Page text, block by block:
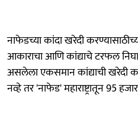
नाफेडच्या कांदा खरेदी
आकाराचा आणि कांद्याचे टरफल
असलेला एकसमान कांद्याची
नव्हे तर 'नाफेड' महाराष्ट्रातून 95